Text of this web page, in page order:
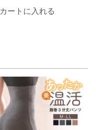
カートに入れる